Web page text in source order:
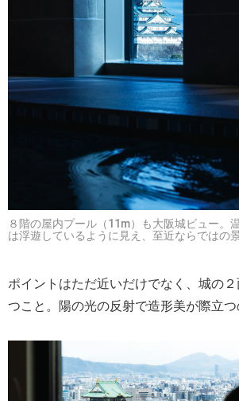
８階の屋内プール（11m）も大阪城ビュー。
は浮遊しているように見え、至近ならではの
ポイントはただ近いだけでなく、城の
つこと。陽の光の反射で造形美が際立つ